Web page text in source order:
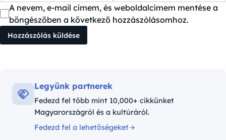
A nevem, e-mail címem, és weboldalcímem mentése a
böngészőben a következő hozzászólásomhoz.
Legyünk partnerek
Fedezd fel több mint 10,000+ cikkünket
Magyarországról és a kultúráról.
Fedezd fel a lehetőségeket